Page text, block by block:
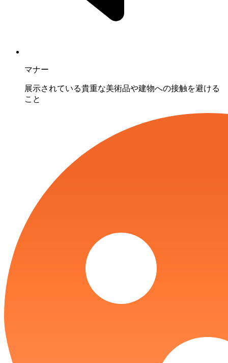
マナー
展示されている貴重な美術品や建物への接触を避ける
こと